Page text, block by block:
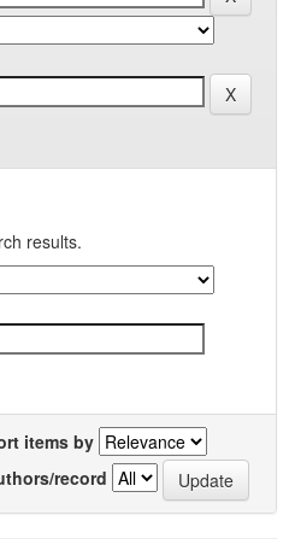
results.
items by
record